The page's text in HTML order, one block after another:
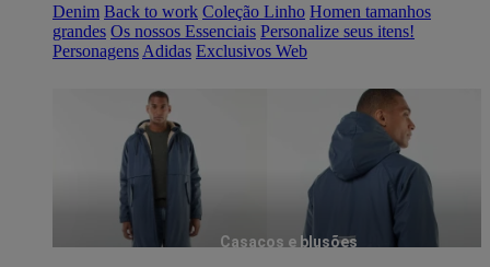
Denim Back to work Coleção Linho Homen tamanhos
grandes Os nossos Essenciais Personalize seus itens!
Personagens Adidas Exclusivos Web
Casacos e blusões